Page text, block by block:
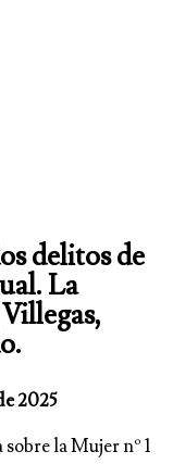
delitos de
La
2025
la Mujer nº 1